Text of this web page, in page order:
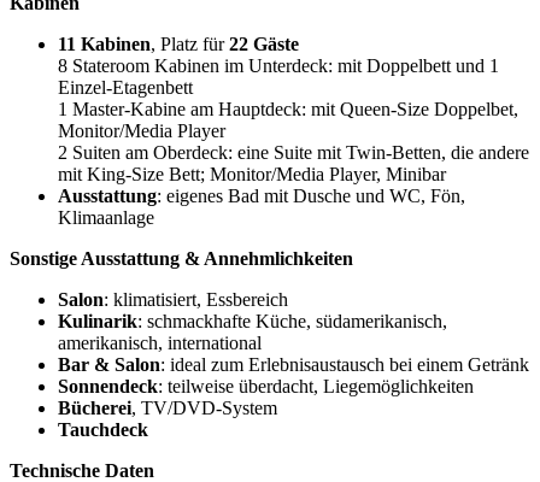
11 Kabinen, Platz für22 Gäste
8 Stateroom Kabinen im Unterdeck: mit Doppelbett und 1
Einzel-Etagenbett
1 Master-Kabine am Hauptdeck: mit Queen-Size Doppelbet,
Monitor/Media Player
2 Suiten am Oberdeck: eine Suite mit Twin-Betten, die andere
mit King-Size Bett; Monitor/Media Player, Minibar
Ausstattung: eigenes Bad mit Dusche und WC, Fön,
Klimaanlage
Sonstige Ausstattung & Annehmlichkeiten
Salon: klimatisiert, Essbereich
Kulinarik: schmackhafte Küche, südamerikanisch,
amerikanisch, international
Bar & Salon: ideal zum Erlebnisaustausch bei einem Getränk
Sonnendeck: teilweise überdacht, Liegemöglichkeiten
Bücherei, TV/DVD-System
Tauchdeck
Technische Daten